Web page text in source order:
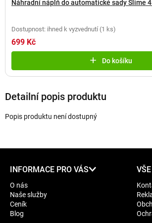
Náhradní náplň do automatické sady Slime
Dostupnost: ihned k vyzvednutí (1 ks)
699 Kč
Do košíku
Detailní popis produktu
Popis produktu není dostupný
INFORMACE PRO VÁS
O nás
Naše služby
Ceník
Blog